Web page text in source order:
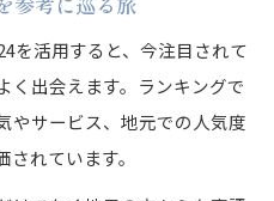
を活用すると、今注目されて
く出会えます。ランキングで
やサービス、地元での人気度
れています。